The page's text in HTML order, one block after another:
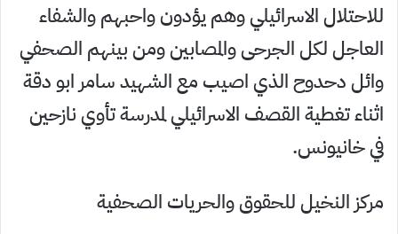
للاحتلال الاسرائيلي وهم يؤدون واحبهم والشفاء
العاجل لكل الجرحى والمصابين ومن بينهم الصحفي
وائل دحدوح الذي اصيب مع الشهيد سامر ابو دقة
اثناء تغطية القصف الاسرائيلي لمدرسة تأوي نازحين
في خانيونس.
مركز النخيل للحقوق والحريات الصحفية